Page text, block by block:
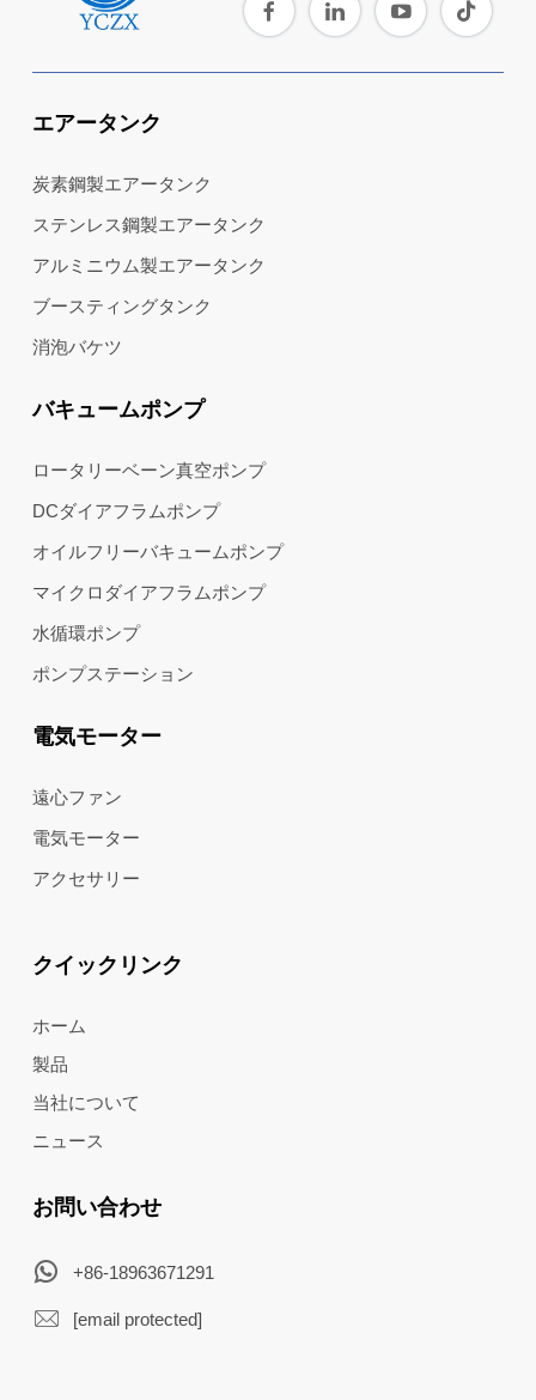
エアータンク
炭素鋼製エアータンク
ステンレス鋼製エアータンク
アルミニウム製エアータンク
ブースティングタンク
消泡バケツ
バキュームポンプ
ロータリーベーン真空ポンプ
DCダイアフラムポンプ
オイルフリーバキュームポンプ
マイクロダイアフラムポンプ
水循環ポンプ
ポンプステーション
電気モーター
遠心ファン
電気モーター
アクセサリー
クイックリンク
ホーム
製品
当社について
ニュース
お問い合わせ
+86-18963671291
[email protected]